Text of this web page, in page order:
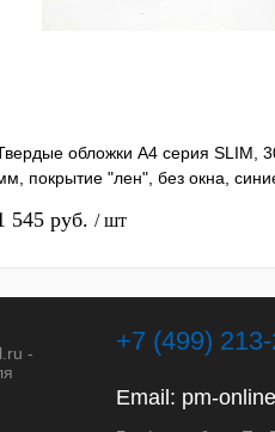
обложки А4 серия SLIM,
покрытие "лен", без окна,
545 руб. / шт
-
+7 (499)
Email: pm-